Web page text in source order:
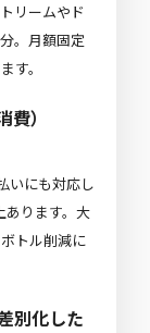
リームやド
。月額固定
す。
）
いにも対応し
あります。大
トル削減に
別化した